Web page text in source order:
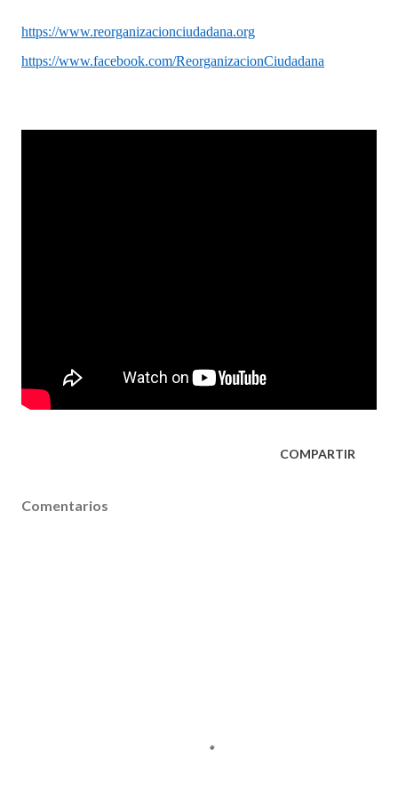
https://www.reorganizacionciudadana.org
https://www.facebook.com/ReorganizacionCiudadana
COMPARTIR
Comentarios